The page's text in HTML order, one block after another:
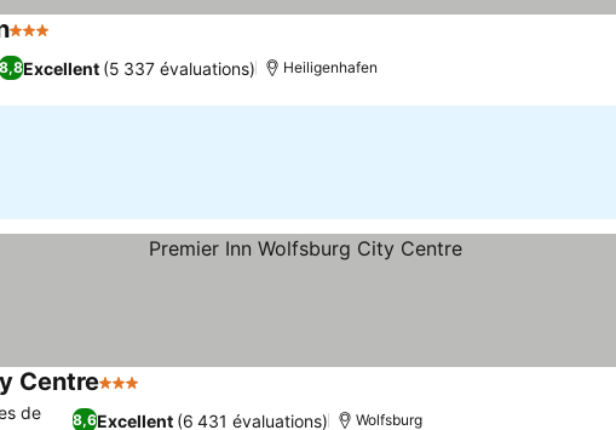
3 Étoiles
8,8Excellent (5 337 évaluations) Heiligenhafen
Centre3 Étoiles
8,6Excellent (6 431 évaluations)
de
Wolfsburg